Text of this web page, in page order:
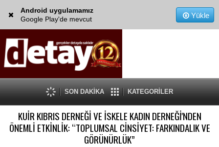
Android uygulamamız
Google Play'de mevcut
Yükle
SON DAKİKA KATEGORİLER
KUİR KIBRIS DERNEĞİ VE İSKELE KADIN DERNEĞİ'NDEN
ÖNEMLİ ETKİNLİK: “TOPLUMSAL CİNSİYET: FARKINDALIK VE
GÖRÜNÜRLÜK”